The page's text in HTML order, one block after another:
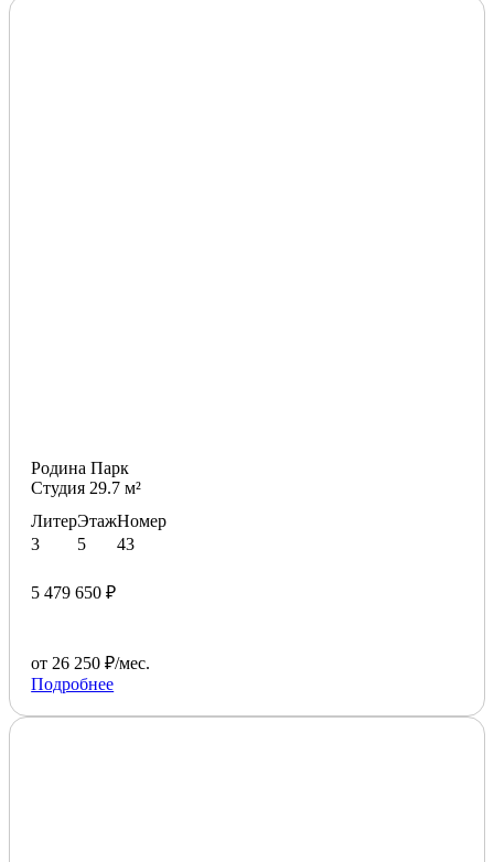
Родина Парк
Студия 29.7 м²
Литер
3
Этаж
5
Номер
43
5 479 650 ₽
от 26 250 ₽/мес.
Подробнее